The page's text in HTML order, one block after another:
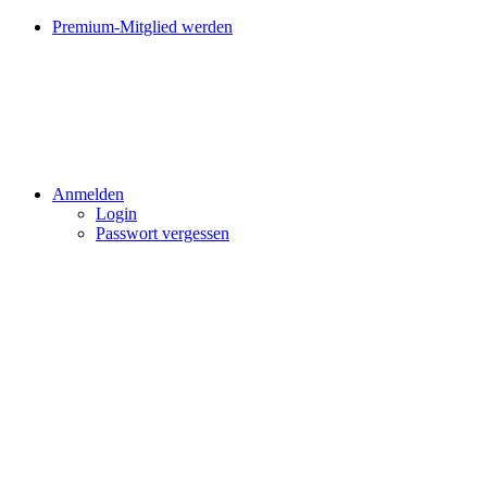
Premium-Mitglied werden
Anmelden
Login
Passwort vergessen